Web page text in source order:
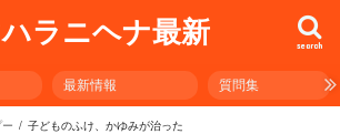
ラニヘナ最新 search
最新情報 質問集
子どものふけ、かゆみが治った